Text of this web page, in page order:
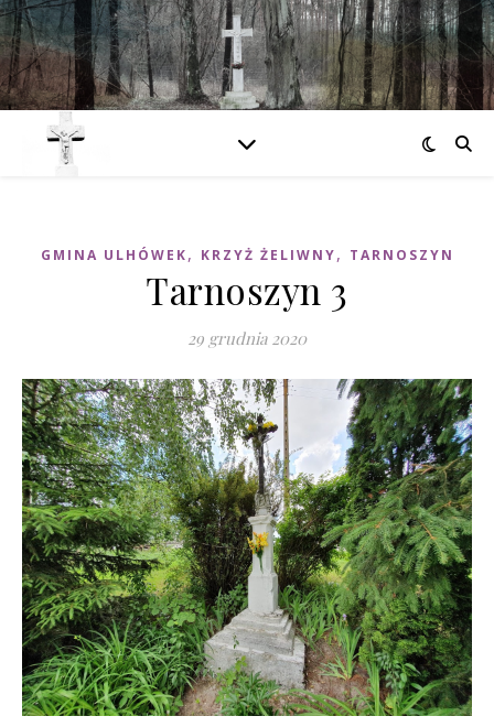
GMINA ULHÓWEK, KRZYŻ ŻELIWNY, TARNOSZYN
Tarnoszyn 3
29 grudnia 2020